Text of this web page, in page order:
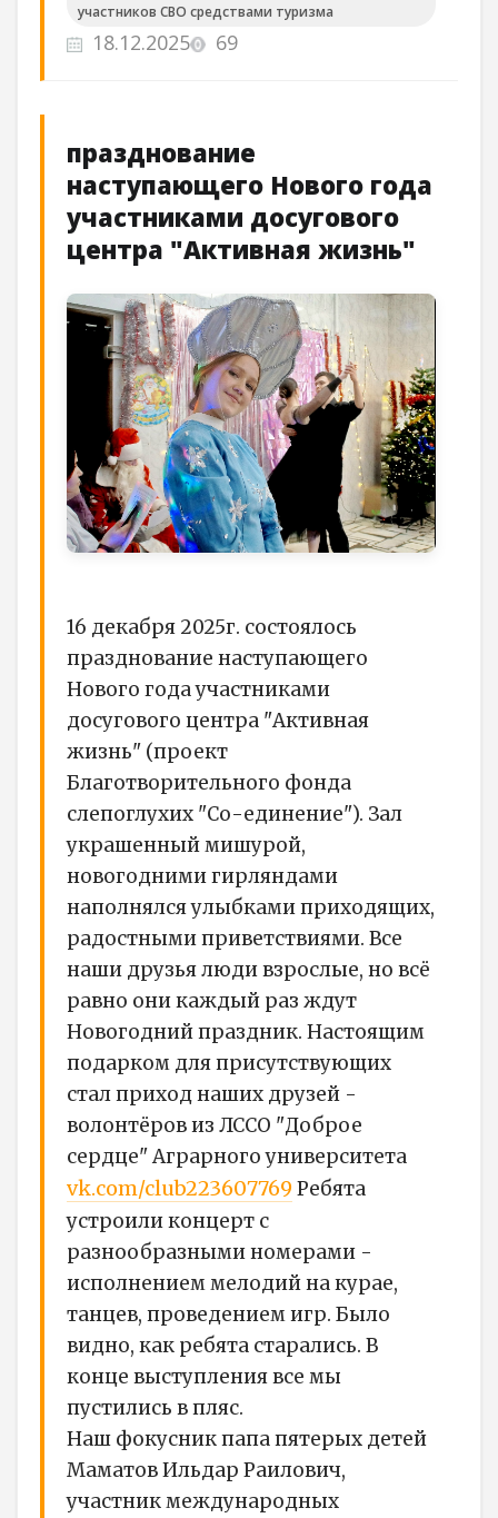
участников СВО средствами туризма
18.12.2025 69
празднование
наступающего Нового года
участниками досугового
центра "Активная жизнь"
16 декабря 2025г. состоялось
празднование наступающего
Нового года участниками
досугового центра "Активная
жизнь" (проект
Благотворительного фонда
слепоглухих "Со-единение"). Зал
украшенный мишурой,
новогодними гирляндами
наполнялся улыбками приходящих,
радостными приветствиями. Все
наши друзья люди взрослые, но всё
равно они каждый раз ждут
Новогодний праздник. Настоящим
подарком для присутствующих
стал приход наших друзей -
волонтёров из ЛССО "Доброе
сердце" Аграрного университета
vk.com/club223607769 Ребята
устроили концерт с
разнообразными номерами -
исполнением мелодий на курае,
танцев, проведением игр. Было
видно, как ребята старались. В
конце выступления все мы
пустились в пляс.
Наш фокусник папа пятерых детей
Маматов Ильдар Раилович,
участник международных